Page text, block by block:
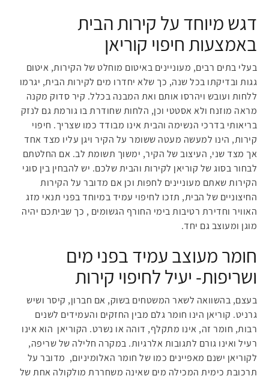
דגש מיוחד על קירות הבית
באמצעות חיפוי קוריאן
בעלי בתים רבים, מעוניינים באיטום מוחלט של הקירות, איטום
גגות ובדיקתו בכל שנה, כך שלא יחדרו מים לקירות הבית, יגרמו
ללחות ועובש ויהרסו אותם ואת המבנה בכלל. קיר סדוק מקנה
מראה מוזנח ולא אסטטי וכן, הלחות שחודרת בו גורמת גם לנזק
בריאותי בדרכי הנשימה והבית אינו מבודד כמו שצריך. חיפוי
קירות, הינו למעשה מעטה ששומר על הקיר ויגן עליו מצד אחד
אך מצד שני, העיצוב של הקיר, ימשוך תשומת לב. אם החלטתם
לבחור בסוג של קוריאן לקירות והבית שלכם. יש להבחין בין סוגי
הקירות שאתם מעוניינים לחפות וכן אם מדובר על הקירות
החיצוניים של הבית, תזכו לחיפוי עמיד במיוחד בפני תנאי מזג
האוויר וחדירת רטיבות בימי החורף הגשומים , כך שביתכם יהיה
מוגן ומעוצב גם יחד.
חומר מעוצב עמיד בפני מים
ושריפות- יעיל לחיפוי קירות
בעצם, בהשוואה לשאר המשטחים בשוק, אם חברון, קיסר ושיש
גרניט. קוריאן הינו חומר גלם מבין החזקים והעמידים לשנים
רבות, חומר זה, אינו מתקלף, דוהה או נשרט. הקוריאן הוא אינו
רעיל ואינו גורם לתגובות אלרגיות. במקרה חלילה של שריפה,
לקוריאן ישנם מאפיינים כמו של חומר האלומיניום, מדובר על
תרכובת כימית המכילה מים שאינה משחררת מולקולה אחת של